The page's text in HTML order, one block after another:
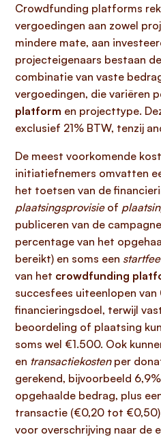
Crowdfunding platforms
vergoedingen aan zowel
mindere mate, aan
projecteigenaars bestaan
combinatie van vaste
vergoedingen, die variëren
platform en projecttype.
exclusief 21% BTW, tenzij
De meest voorkomende
initiatiefnemers omvatten
het toetsen van de
plaatsingsprovisieof
publiceren van de
percentage van het
bereikt) en soms een startfee
van het crowdfunding
succesfees uiteenlopen
financieringsdoel, terwijl
beoordeling of plaatsing
soms wel €1.500. Ook
en transactiekostenper
gerekend, bijvoorbeeld
opgehaalde bedrag, plus
transactie (€0,20 tot €0,50)
voor overschrijving naar de